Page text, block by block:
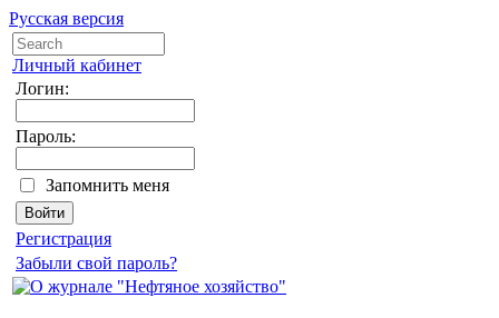
Русская версия
Личный кабинет
Логин:
Пароль:
Запомнить меня
Регистрация
Забыли свой пароль?